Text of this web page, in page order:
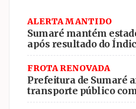
ALERTA MANTIDO
Sumaré mantém
após resultado do
FROTA RENOVADA
Prefeitura de Sumaré
transporte público